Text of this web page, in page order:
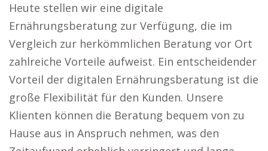
Heute stellen wir eine digitale
Ernährungsberatung zur Verfügung, die im
Vergleich zur herkömmlichen Beratung vor Ort
zahlreiche Vorteile aufweist. Ein entscheidender
Vorteil der digitalen Ernährungsberatung ist die
große Flexibilität für den Kunden. Unsere
Klienten können die Beratung bequem von zu
Hause aus in Anspruch nehmen, was den